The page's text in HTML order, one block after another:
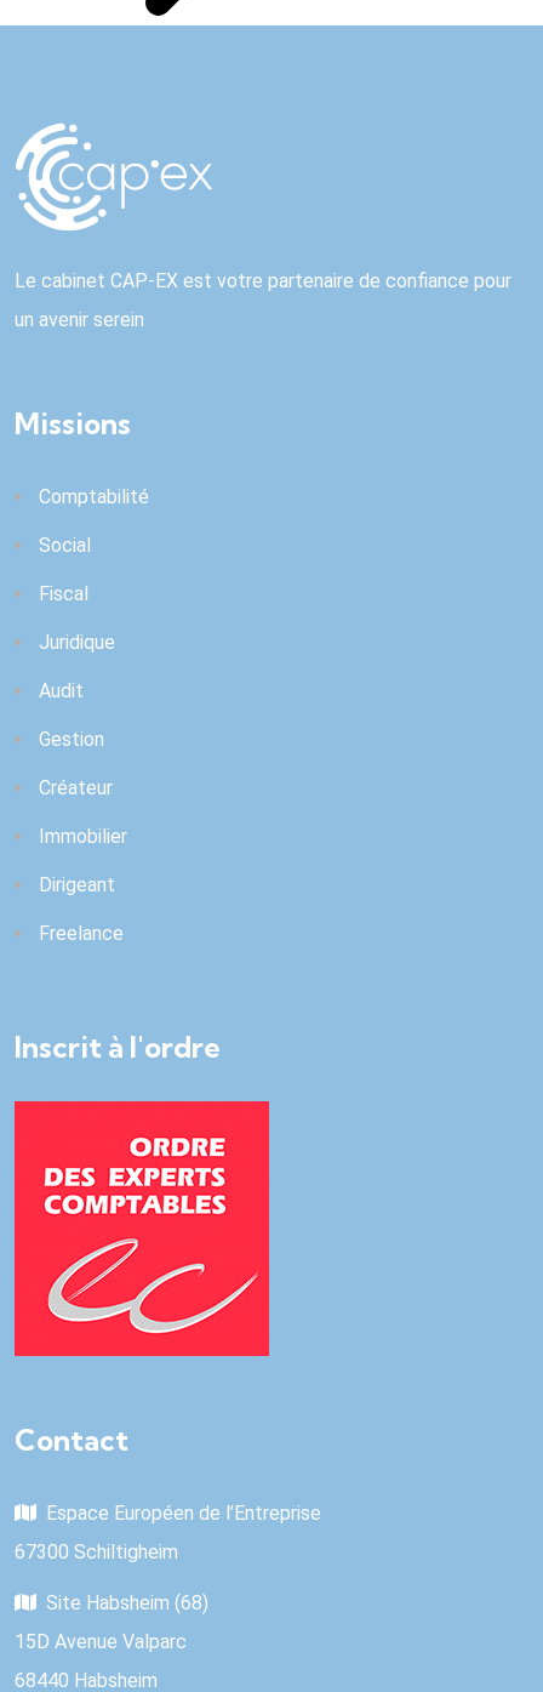
Le cabinet CAP-EX est votre partenaire de confiance pour
un avenir serein
Missions
Comptabilité
Social
Fiscal
Juridique
Audit
Gestion
Créateur
Immobilier
Dirigeant
Freelance
Inscrit à l'ordre
Contact
Espace Européen de l’Entreprise
67300 Schiltigheim
Site Habsheim (68)
15D Avenue Valparc
68440 Habsheim